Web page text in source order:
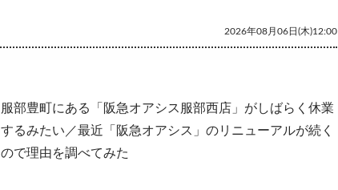
2026年08月06日(木)12:00
服部豊町にある「阪急オアシス服部西店」がしばらく休業
するみたい／最近「阪急オアシス」のリニューアルが続く
ので理由を調べてみた